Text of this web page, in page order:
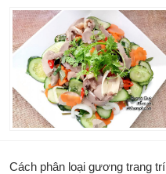
Cách phân loại gương trang trí